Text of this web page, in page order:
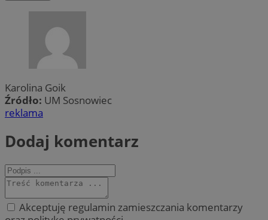
Karolina Goik
Źródło: UM Sosnowiec
reklama
Dodaj komentarz
Akceptuję regulamin zamieszczania komentarzy